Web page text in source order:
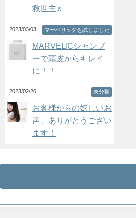
救世主♬
2023/03/03 マーベリックを試しました
MARVELICシャンプ
ーで頭皮からキレイ
に！！
2023/02/20 未分類
お客様からの嬉しいお
声、ありがとうござい
ます！